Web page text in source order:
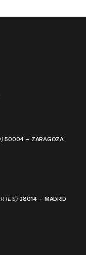
50004 – ZARAGOZA
28014 – MADRID